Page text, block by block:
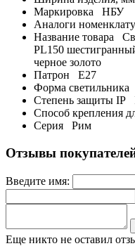
Маркировка
НБУ
Аналоги
Название товара
PL150
черное золото
Патрон
E27
Форма светильника
Степень защиты IP
Способ крепления
Серия
Рим
Отзывы
Введите имя:
Еще никто не оставил